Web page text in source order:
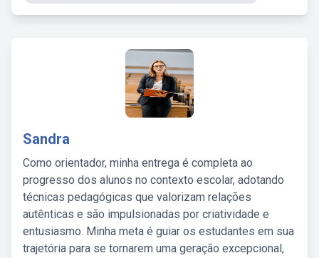
Sandra
Como orientador, minha entrega é completa ao
progresso dos alunos no contexto escolar, adotando
técnicas pedagógicas que valorizam relações
autênticas e são impulsionadas por criatividade e
entusiasmo. Minha meta é guiar os estudantes em sua
trajetória para se tornarem uma geração excepcional,